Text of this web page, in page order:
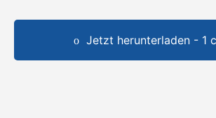
Jetzt herunterladen - 1